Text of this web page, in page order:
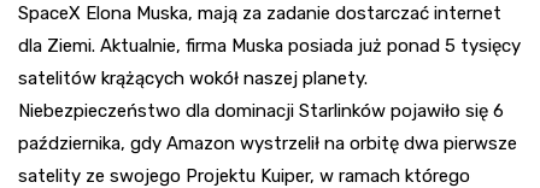
SpaceX Elona Muska, mają za zadanie dostarczać internet
dla Ziemi. Aktualnie, firma Muska posiada już ponad 5 tysięcy
satelitów krążących wokół naszej planety.
Niebezpieczeństwo dla dominacji Starlinków pojawiło się 6
października, gdy Amazon wystrzelił na orbitę dwa pierwsze
satelity ze swojego Projektu Kuiper, w ramach którego